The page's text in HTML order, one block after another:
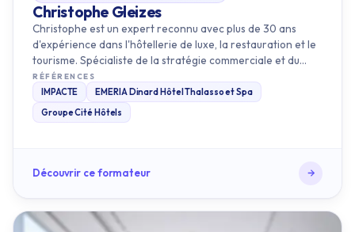
tourisme. Spécialiste de la stratégie commerciale et du
market…
RÉFÉRENCES
IMPACTE
EMERIA Dinard Hôtel Thalasso et Spa
Groupe Cité Hôtels